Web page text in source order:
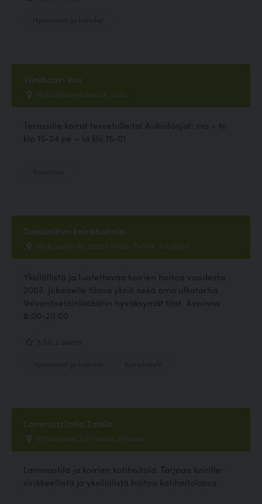
Viinibaari Vox
Pakkahuoneenkatu 8, Oulu
Terassille koirat tervetulleita! Aukioloajat: ma – to
klo 15-24 pe – la klo 15-01
Tassuniityn koirahoitola
Niskalantie 69, 56550 Niska-Pietilä , Rautjärvi
Yksilöllistä ja luotettavaa koirien hoitoa vuodesta
2003. Jokaiselle tilava yksiö sekä oma ulkotarha.
Valvontaeläinlääkärin hyväksymät tilat. Avoinna
8:00-20:00
Lammastilalla Tanila
Vihtamontie 31,Pirkkala, Pirkkala
Lammastila ja koirien kotihoitola. Tarjoaa koirille
virikkeellistä ja yksilöllistä hoitoa kotihoitolassa.